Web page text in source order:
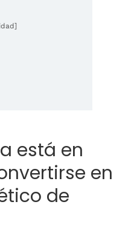
está en
en
de